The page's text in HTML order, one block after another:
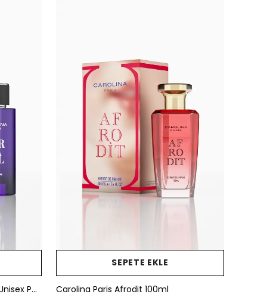
Carolina Paris Carnaval 100ml Unisex Parfüm
SEPETE EKLE
Carolina Paris Afrodit 100ml